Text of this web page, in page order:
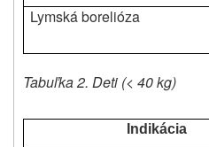
Lymská borelióza
Tabuľka 2. Deti (< 40 kg)
Indikácia